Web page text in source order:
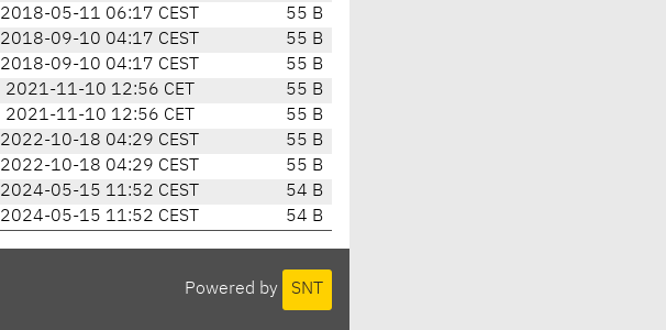
2018-05-11 06:17 CEST
55 B
2018-09-10 04:17 CEST
55 B
2018-09-10 04:17 CEST
55 B
2021-11-10 12:56 CET
55 B
2021-11-10 12:56 CET
55 B
2022-10-18 04:29 CEST
55 B
2022-10-18 04:29 CEST
55 B
2024-05-15 11:52 CEST
54 B
2024-05-15 11:52 CEST 54 B
Powered by SNT